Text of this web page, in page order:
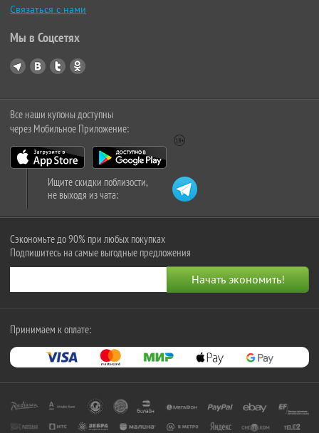
Связаться с нами
Мы в Соцсетях
Все наши купоны доступны
через Мобильное Приложение:
Ищите скидки поблизости,
не выходя из чата:
Сэкономьте до 90% при любых покупках
Подпишитесь на самые выгодные предложения
Принимаем к оплате: